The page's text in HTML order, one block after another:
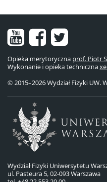
Nasz
kanał
na
YouTube
Nasz
nana
Opieka merytoryczna prof. Piotr
Wykonanie i opieka techniczna
© 2015–2026 Wydział Fizyki UW.
Wydział Fizyki Uniwersytetu
ul. Pasteura 5, 02-093 Warszawa